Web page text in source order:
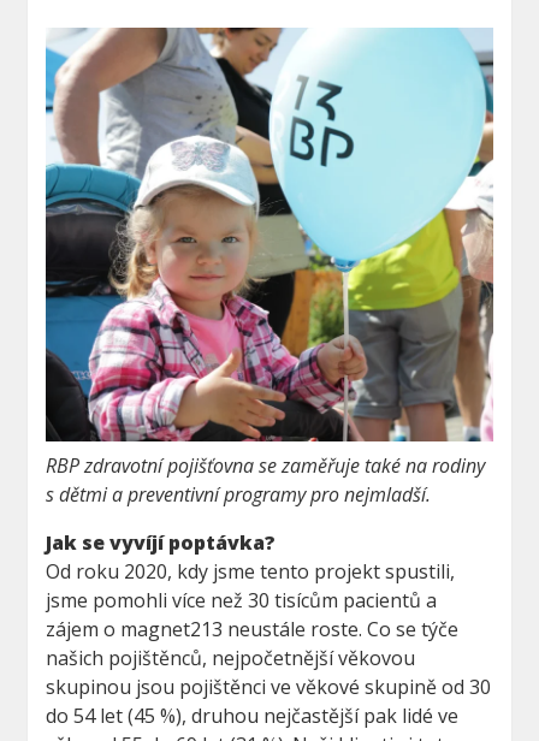
RBP zdravotní pojišťovna se zaměřuje také na rodiny
s dětmi a preventivní programy pro nejmladší.
Jak se vyvíjí poptávka?
Od roku 2020, kdy jsme tento projekt spustili,
jsme pomohli více než 30 tisícům pacientů a
zájem o magnet213 neustále roste. Co se týče
našich pojištěnců, nejpočetnější věkovou
skupinou jsou pojištěnci ve věkové skupině od 30
do 54 let (45 %), druhou nejčastější pak lidé ve